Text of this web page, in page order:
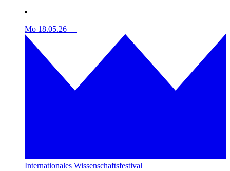
Mo 18.05.26 —
Internationales Wissenschaftsfestival